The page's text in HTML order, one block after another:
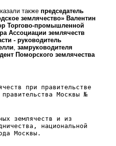
также председатель
землячество» Валентин
Торгово-промышленной
Ассоциации землячеств
- руководитель
, замруководителя
Поморского землячества
при правительстве
Москвы №
землячеств и из
национальной
Москвы.